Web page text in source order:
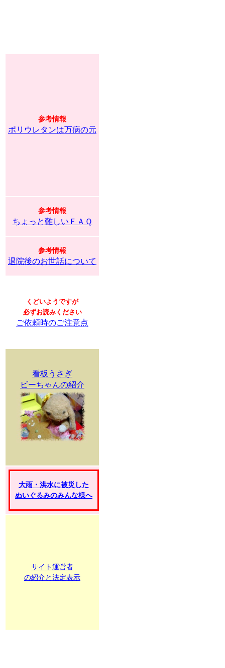
参考情報
ポリウレタンは万病の元
参考情報
ちょっと難しいＦＡＱ
参考情報
退院後のお世話について
くどいようですが
必ずお読みください
ご依頼時のご注意点
看板うさぎ
ビーちゃんの紹介
大雨・洪水に被災した
ぬいぐるみのみんな様へ
サイト運営者
の紹介と法定表示